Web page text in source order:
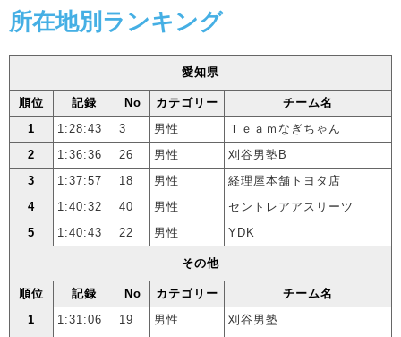
所在地別ランキング
愛知県
順位 記録 No カテゴリー
チーム名
1
1:28:43 3 男性
Ｔｅａｍなぎちゃん
2
1:36:36 26 男性
刈谷男塾B
3
1:37:57 18 男性
経理屋本舗トヨタ店
4
1:40:32 40 男性
セントレアアスリーツ
5
1:40:43 22 男性 YDK
その他
順位 記録 No カテゴリー
チーム名
1
1:31:06 19 男性
刈谷男塾